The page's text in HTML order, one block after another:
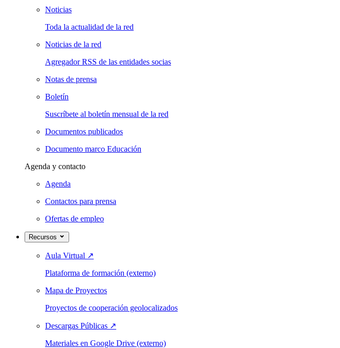
Noticias
Toda la actualidad de la red
Noticias de la red
Agregador RSS de las entidades socias
Notas de prensa
Boletín
Suscríbete al boletín mensual de la red
Documentos publicados
Documento marco Educación
Agenda y contacto
Agenda
Contactos para prensa
Ofertas de empleo
Recursos
Aula Virtual ↗
Plataforma de formación (externo)
Mapa de Proyectos
Proyectos de cooperación geolocalizados
Descargas Públicas ↗
Materiales en Google Drive (externo)